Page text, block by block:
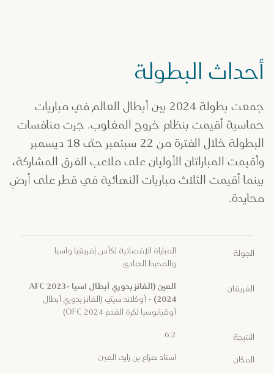
أحداث البطولة
جمعت بطولة 2024 بين أبطال العالم في مباريات
حماسية أقيمت بنظام خروج المغلوب. جرت منافسات
البطولة خلال الفترة من 22 سبتمبر حتى 18 ديسمبر
وأقيمت المباراتان الأوليان على ملاعب الفرق المشاركة،
بينما أقيمت الثلاث مباريات النهائية في قطر على أرضٍ
محايدة.
الجولة
المباراة الإقصائية لكأس إفريقيا وآسيا
والمحيط الهادئ
الفريقان
العين (الفائز بدوري أبطال آسيا AFC 2023-
2024) - أوكلاند سيتي (الفائز بدوري أبطال
أوقيانوسيا لكرة القدم OFC 2024)
النتيجة 6:2
المكان استاد هزاع بن زايد، العين